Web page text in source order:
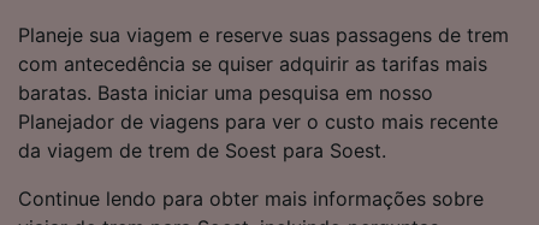
Planeje sua viagem e reserve suas passagens de trem
com antecedência se quiser adquirir as tarifas mais
baratas. Basta iniciar uma pesquisa em nosso
Planejador de viagens para ver o custo mais recente
da viagem de trem de Soest para Soest.
Continue lendo para obter mais informações sobre